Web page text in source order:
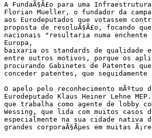
A FundaÃ§Ã£o para uma
Florian Mueller, o fundador da
aos Eurodeputados que votassem
proposta de resoluÃ§Ã£o, focando
nacionais "resultaria numa
Europa,
baixaria os standards de qualidade
entre outros motivos, porque os
procurando Gabinetes de Patentes
conceder patentes, que
O apelo pelo reconhecimento
Eurodeputado Klaus Heiner Lehne
que trabalha como agente de lobby
Wessing, que lida com muitos casos
especialmente na sua cidade nativa
grandes corporaÃ§Ãµes em muitas